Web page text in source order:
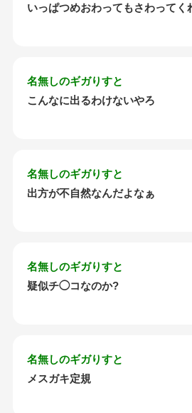
いっぱつめおわってもさわってく
名無しのギガりすと
こんなに出るわけないやろ
名無しのギガりすと
出方が不自然なんだよなぁ
名無しのギガりすと
疑似チ◯コなのか?
名無しのギガりすと
メスガキ定規